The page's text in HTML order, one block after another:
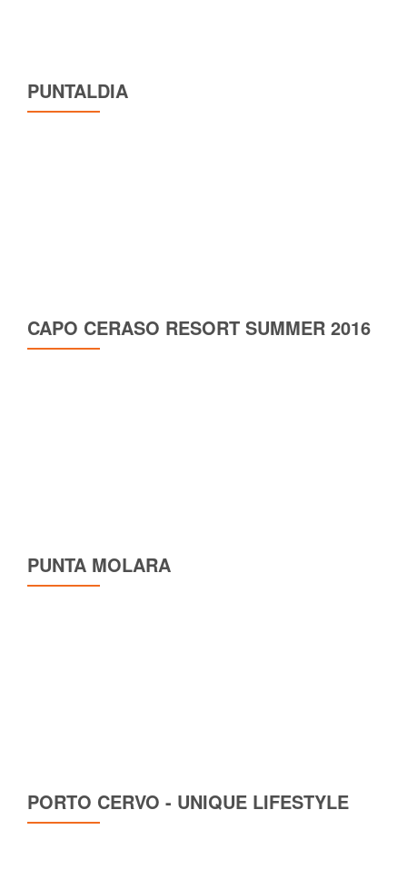
PUNTALDIA
CAPO CERASO RESORT SUMMER 2016
PUNTA MOLARA
PORTO CERVO - UNIQUE LIFESTYLE